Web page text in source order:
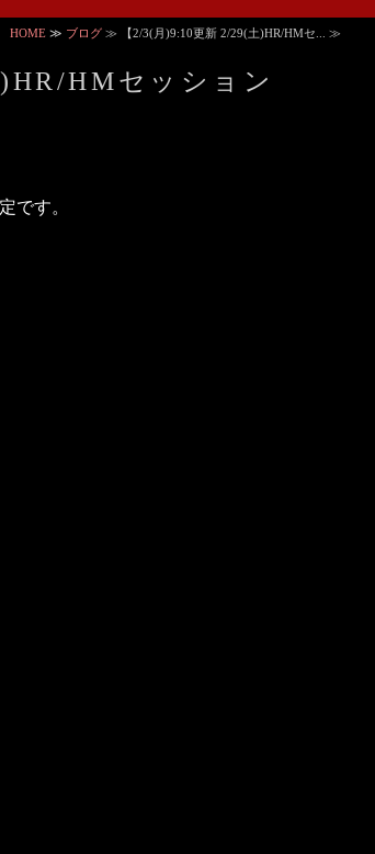
HOME ≫ ブログ ≫ 【2/3(月)9:10更新 2/29(土)HR/HMセ... ≫
HMセッション
です。